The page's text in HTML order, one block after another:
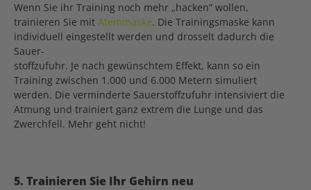
Wenn Sie ihr Training noch mehr „hacken“ wollen,
trainieren Sie mit Atemmaske. Die Trainingsmaske kann
individuell eingestellt werden und drosselt dadurch die
Sauer-
stoffzufuhr. Je nach gewünschtem Effekt, kann so ein
Training zwischen 1.000 und 6.000 Metern simuliert
werden. Die verminderte Sauerstoffzufuhr intensiviert die
Atmung und trainiert ganz extrem die Lunge und das
Zwerchfell. Mehr geht nicht!
5. Trainieren Sie Ihr Gehirn neu